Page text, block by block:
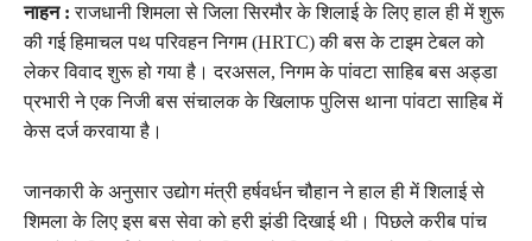
नाहन :राजधानी शिमला से जिला सिरमौर के शिलाई के लिए हाल ही में शुरू
की गई हिमाचल पथ परिवहन निगम (HRTC) की बस के टाइम टेबल को
लेकर विवाद शुरू हो गया है। दरअसल, निगम के पांवटा साहिब बस अड्डा
प्रभारी ने एक निजी बस संचालक के खिलाफ पुलिस थाना पांवटा साहिब में
केस दर्ज करवाया है।
जानकारी के अनुसार उद्योग मंत्री हर्षवर्धन चौहान ने हाल ही में शिलाई से
शिमला के लिए इस बस सेवा को हरी झंडी दिखाई थी। पिछले करीब पांच